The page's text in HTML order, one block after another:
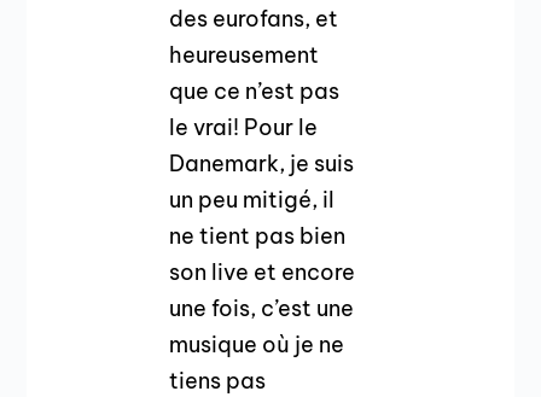
des eurofans, et
heureusement
que ce n’est pas
le vrai! Pour le
Danemark, je suis
un peu mitigé, il
ne tient pas bien
son live et encore
une fois, c’est une
musique où je ne
tiens pas